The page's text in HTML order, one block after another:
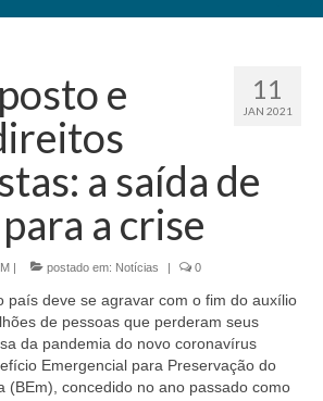
11
JAN 2021
e
a saída de
a crise
| postado em: Notícias | 0
país deve se agravar com o fim do auxílio
de pessoas que perderam seus
da pandemia do novo coronavírus
Emergencial para Preservação do
(BEm), concedido no ano passado como